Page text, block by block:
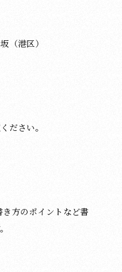
（港区）
ださい。
方のポイントなど書